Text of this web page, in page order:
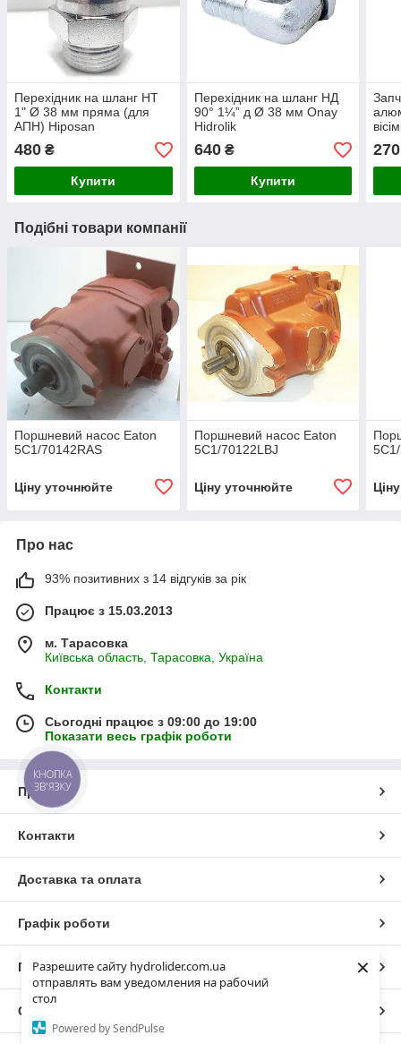
Разрешите сайту hydrolider.com.ua
отправлять вам уведомления на рабочий
стол
Powered by SendPulse
×
Перехідник на шланг НТ
1" Ø 38 мм пряма (для
АПН) Hiposan
480 ₴
Купити
Перехідник на шланг НД
90° 1¼” д Ø 38 мм Onay
Hidrolik
640₴
Купити
270
Подібні товари компанії
Поршневий насос Eaton
5C1/70142RAS
Ціну уточнюйте
Поршневий насос Eaton
5C1/70122LBJ
Ціну уточнюйте
Про нас
93% позитивних з 14 відгуків за рік
Працює з 15.03.2013
м. Тарасовка
Київська область, Тарасовка, Україна
Контакти
Сьогодні працює з 09:00 до 19:00
Показати весь графік роботи
Про нас
Контакти
Доставка та оплата
Графік роботи
Повна версія сайту
Сайт створено на маркетплейсі
КНОПКА
ЗВ'ЯЗКУ